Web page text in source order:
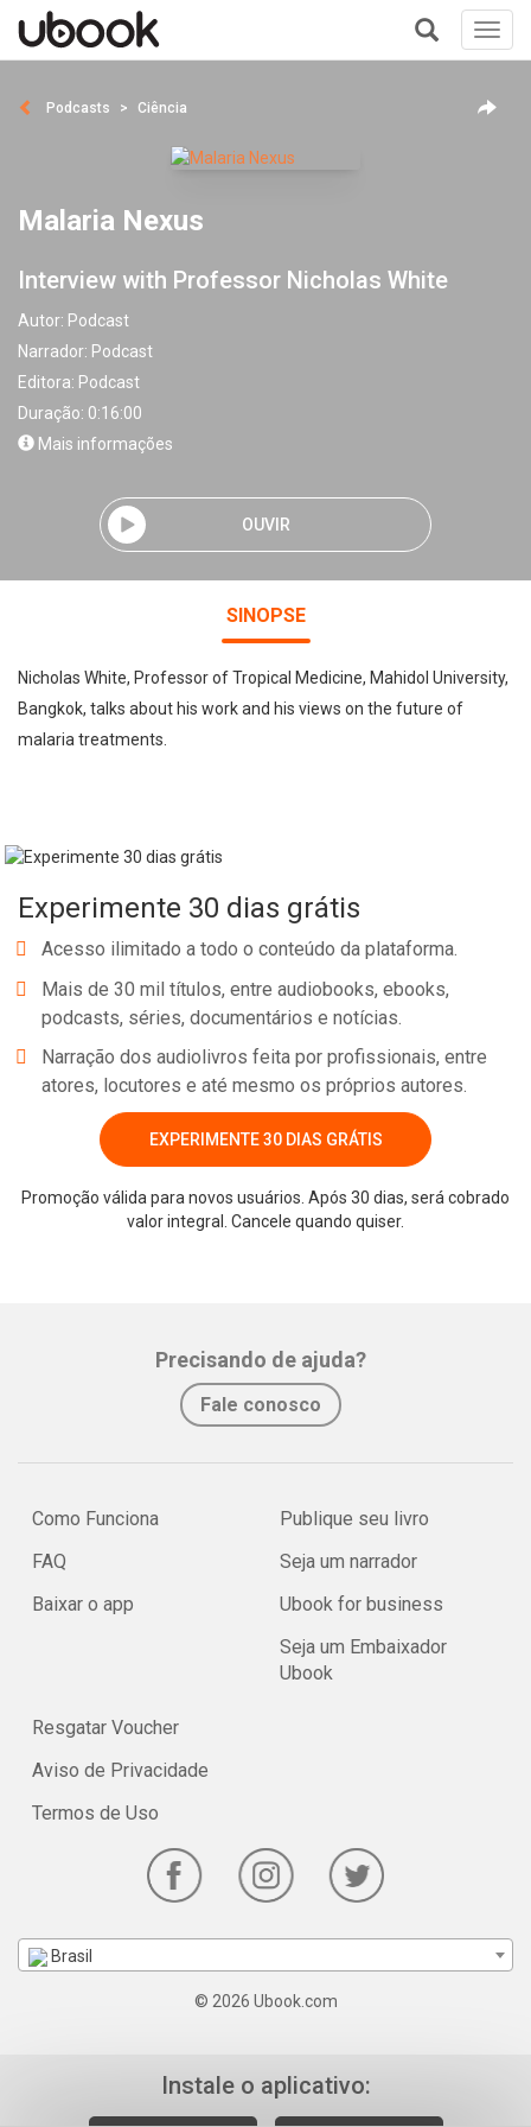
+
Podcasts Ciência
Malaria Nexus
Interview with Professor Nicholas White
Autor: Podcast
Narrador: Podcast
Editora: Podcast
Duração: 0:16:00
Mais informações
OUVIR
SINOPSE
Nicholas White, Professor of Tropical Medicine, Mahidol University,
Bangkok, talks about his work and his views on the future of
malaria treatments.
Experimente 30 dias grátis
Acesso ilimitado a todo o conteúdo da plataforma.
Mais de 30 mil títulos, entre audiobooks, ebooks,
podcasts, séries, documentários e notícias.
Narração dos audiolivros feita por profissionais, entre
atores, locutores e até mesmo os próprios autores.
EXPERIMENTE 30 DIAS GRÁTIS
Promoção válida para novos usuários. Após 30 dias, será cobrado
valor integral. Cancele quando quiser.
Precisando de ajuda?
Fale conosco
Como Funciona
FAQ
Baixar o app
Publique seu livro
Seja um narrador
Ubook for business
Seja um Embaixador
Ubook
Resgatar Voucher
Aviso de Privacidade
Termos de Uso
Brasil
© 2026 Ubook.com
Instale o aplicativo: